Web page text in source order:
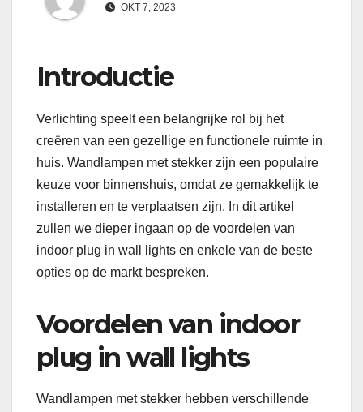
OKT 7, 2023
Introductie
Verlichting speelt een belangrijke rol bij het
creëren van een gezellige en functionele ruimte in
huis. Wandlampen met stekker zijn een populaire
keuze voor binnenshuis, omdat ze gemakkelijk te
installeren en te verplaatsen zijn. In dit artikel
zullen we dieper ingaan op de voordelen van
indoor plug in wall lights en enkele van de beste
opties op de markt bespreken.
Voordelen van indoor
plug in wall lights
Wandlampen met stekker hebben verschillende